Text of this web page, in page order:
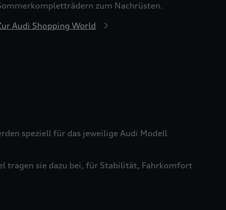
zum Nachrüsten.
Audi Shopping World
speziell für das jeweilige Audi Modell
tragen sie dazu bei, für Stabilität, Fahrkomfort